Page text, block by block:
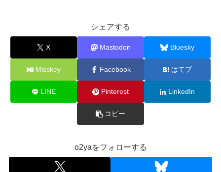
シェアする
X Mastodon Bluesky
Misskey Facebook はてブ
LINE Pinterest LinkedIn
コピー
o2yaをフォローする